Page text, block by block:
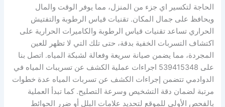
الحاجة لتكسير اي جزء من المنزل، مما يوفر الوقت والمال
ويحافظ على جمال المكان. تقنيات قياس الرطوبة والتفتيش
الحراري تساعد تقنيات قياس الرطوبة والكاميرات الحرارية على
اكتشاف التسربات الخفية بدقة، حتى تلك التي لا تظهر للعين
المجردة، مما يضمن صيانة سريعة وفعالة لشبكة المياه. اتصل بنا
على 539415348 اجراءات عملية الكشف عن تسريبات المياه في
الدوادمي تتضمن إجراءات الكشف عن تسربات المياه عدة خطوات
مرتبة لضمان دقة التشخيص وسرعة التصليح. كما تبدأ العملية
بالفحص الأولي للموقع لتحديد علامات البلل أو ضرر الحوائط